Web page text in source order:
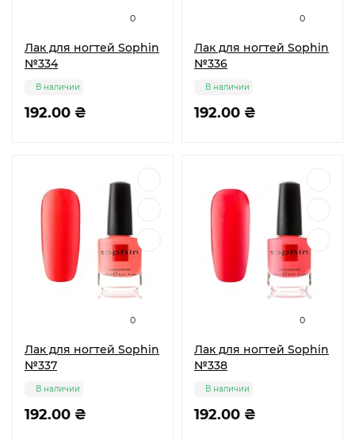
0
Лак для ногтей Sophin
№334
192.00 ₴
В наличии
0
Лак для ногтей Sophin
№336
192.00 ₴
В наличии
0
Лак для ногтей Sophin
№337
192.00 ₴
В наличии
0
Лак для ногтей Sophin
№338
192.00 ₴
В наличии